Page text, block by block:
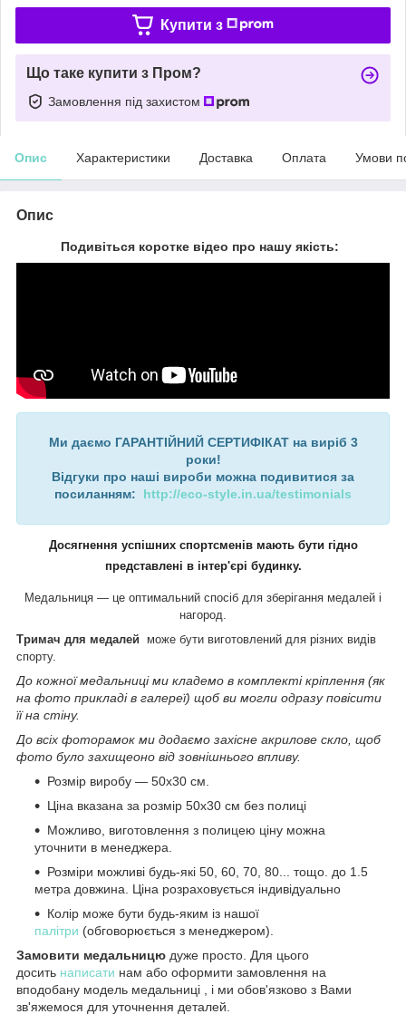
Купити з
Що таке купити з Пром?
Замовлення під захистом
Опис Характеристики Доставка Оплата Умови
Опис
Подивіться коротке відео про нашу якість:
Ми даємо ГАРАНТІЙНИЙ СЕРТИФІКАТ на виріб 3
роки!
Відгуки про наші вироби можна подивитися за
посиланням: http://eco-style.in.ua/testimonials
Досягнення успішних спортсменів мають бути гідно
представлені в інтер'єрі будинку.
Медальниця — це оптимальний спосіб для зберігання медалей і
нагород.
Тримач для медалей може бути виготовлений для різних видів
спорту.
До кожної медальниці ми кладемо в комплекті кріплення (як
на фото прикладі в галереї) щоб ви могли одразу повісити
її на стіну.
До всіх фоторамок ми додаємо захісне акрилове скло, щоб
фото було захищеоно від зовнішнього впливу.
Розмір виробу — 50х30 см.
Ціна вказана за розмір 50х30 см без полиці
Можливо, виготовлення з полицею ціну можна
уточнити в менеджера.
Розміри можливі будь-які 50, 60, 70, 80... тощо. до 1.5
метра довжина. Ціна розраховується індивідуально
Колір може бути будь-яким із нашої
палітри (обговорюється з менеджером).
Замовити медальницю дуже просто. Для цього
досить написати нам або оформити замовлення на
вподобану модель медальниці , і ми обов'язково з Вами
зв'яжемося для уточнення деталей.